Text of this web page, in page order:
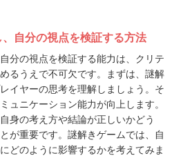
自分の視点を検証する方法
分の視点を検証する能力は、クリテ
るうえで不可欠です。まずは、謎解
イヤーの思考を理解しましょう。そ
ュニケーション能力が向上します。
身の考え方や結論が正しいかどう
が重要です。謎解きゲームでは、自
どのように影響するかを考えてみま